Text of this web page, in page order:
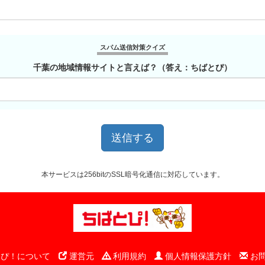
スパム送信対策クイズ
千葉の地域情報サイトと言えば？（答え：ちばとぴ）
本サービスは256bitのSSL暗号化通信に対応しています。
！について 運営元 利用規約 個人情報保護方針 お